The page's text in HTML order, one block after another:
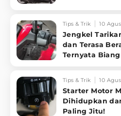
Tips & Trik 10
Jengkel
dan Terasa
Ternyata
Tips & Trik 10
Starter Motor
Dihidupkan
Paling Jitu!